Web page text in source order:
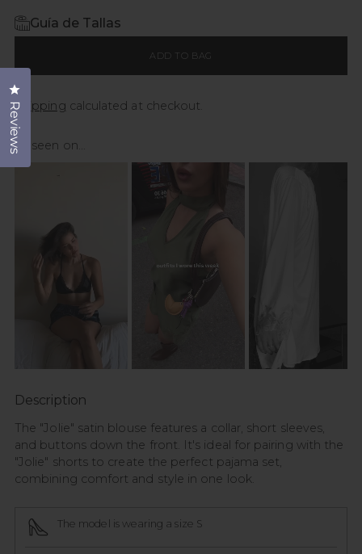
Guía de Tallas
ADD TO BAG
Shipping calculated at checkout.
As seen on...
Description
The "Jolie" satin blouse features a collar, short sleeves,
and buttons down the front. It's ideal for pairing with the
"Jolie" shorts to create the perfect pajama set,
combining comfort and style in one look.
The model is wearing a size S
Reviews
Click to open the reviews dialog